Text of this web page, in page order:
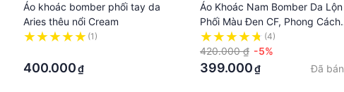
Áo khoác bomber phối tay da
Aries thêu nổi Cream
(1)
400.000₫
Áo Khoác Nam Bomber Da Lộn
Phối Màu Đen CF, Phong Cách
Trẻ Trung, Phóng Khoáng, Mạnh
Mẽ - CEFFYLO
(4)
420.000 ₫ -5%
399.000₫ Đã bán